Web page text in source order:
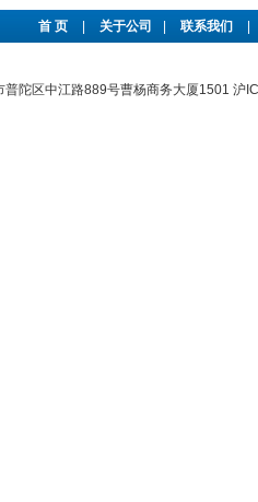
首 页 关于公司 联系我们
普陀区中江路889号曹杨商务大厦1501沪